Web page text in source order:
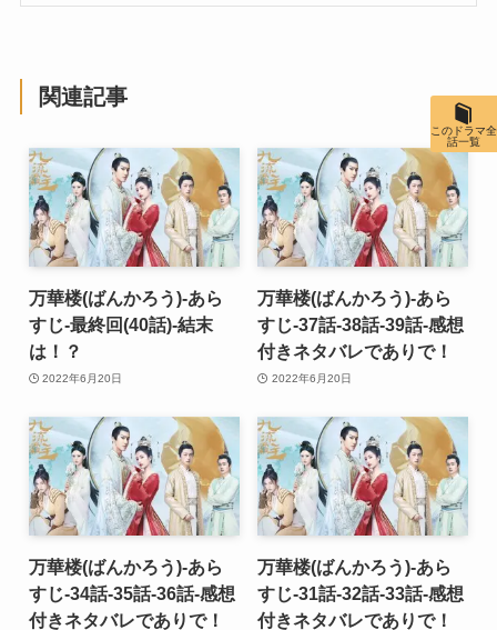
関連記事
万華楼(ばんかろう)-あら
すじ-最終回(40話)-結末
は！？
2022年6月20日
万華楼(ばんかろう)-あら
すじ-37話-38話-39話-感想
付きネタバレでありで！
2022年6月20日
万華楼(ばんかろう)-あら
すじ-34話-35話-36話-感想
付きネタバレでありで！
万華楼(ばんかろう)-あら
すじ-31話-32話-33話-感想
付きネタバレでありで！
このドラマ全
話一覧